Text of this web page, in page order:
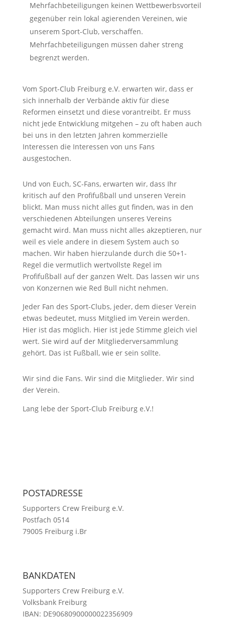
Mehrfachbeteiligungen keinen Wettbewerbsvorteil
gegenüber rein lokal agierenden Vereinen, wie
unserem Sport-Club, verschaffen.
Mehrfachbeteiligungen müssen daher streng
begrenzt werden.
Vom Sport-Club Freiburg e.V. erwarten wir, dass er
sich innerhalb der Verbände aktiv für diese
Reformen einsetzt und diese vorantreibt. Er muss
nicht jede Entwicklung mitgehen – zu oft haben auch
bei uns in den letzten Jahren kommerzielle
Interessen die Interessen von uns Fans
ausgestochen.
Und von Euch, SC-Fans, erwarten wir, dass Ihr
kritisch auf den Profifußball und unseren Verein
blickt. Man muss nicht alles gut finden, was in den
verschiedenen Abteilungen unseres Vereins
gemacht wird. Man muss nicht alles akzeptieren, nur
weil es viele andere in diesem System auch so
machen. Wir haben hierzulande durch die 50+1-
Regel die vermutlich wertvollste Regel im
Profifußball auf der ganzen Welt. Das lassen wir uns
von Konzernen wie Red Bull nicht nehmen.
Jeder Fan des Sport-Clubs, jeder, dem dieser Verein
etwas bedeutet, muss Mitglied im Verein werden.
Hier ist das möglich. Hier ist jede Stimme gleich viel
wert. Sie wird auf der Mitgliederversammlung
gehört. Das ist Fußball, wie er sein sollte.
Wir sind die Fans. Wir sind die Mitglieder. Wir sind
der Verein.
Lang lebe der Sport-Club Freiburg e.V.!
POSTADRESSE
Supporters Crew Freiburg e.V.
Postfach 0514
79005 Freiburg i.Br
BANKDATEN
Supporters Crew Freiburg e.V.
Volksbank Freiburg
IBAN: DE90680900000022356909